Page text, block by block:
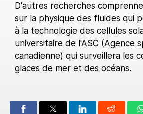
D'autres recherches
sur la physique des fluides qui
à la technologie des cellules
universitaire de l'ASC (Agence
canadienne) qui surveillera les
glaces de mer et des océans.